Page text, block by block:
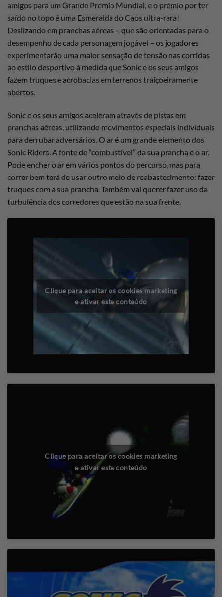
amigos para um Grande Prémio Mundial, e o prémio por ter
saído no topo é uma Esmeralda do Caos ultra-rara!
Deslizando em pranchas aéreas – que são orientadas para o
desempenho de cada personagem jogável – os jogadores
experimentarão uma maior sensação de tensão nas corridas
ao estilo desportivo à medida que Sonic e os seus amigos
fazem truques e acrobacias em terrenos traiçoeiramente
abertos.
Sonic e os seus amigos aceleram através de pistas em
pranchas aéreas, utilizando movimentos especiais individuais
para derrubar adversários. O ar é um grande elemento dos
Sonic Riders. A fonte de “combustível” da sua prancha é o ar.
Pode encher o ar em vários pontos do percurso, mas para
correr bem terá de usar outro meio de reabastecimento: fazer
truques com a sua prancha. Também vai querer fazer uso da
turbulência dos corredores que estão na sua frente.
Clique para aceitar os cookies marketing
e ativar este conteúdo
Clique para aceitar os cookies marketing
e ativar este conteúdo